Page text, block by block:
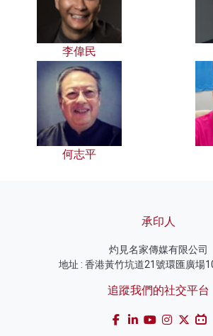
李偉民
何志平
承印人
灼見名家傳媒有限公司
地址 : 香港黃竹坑道21號環匯廣場
追蹤我們的社交平台